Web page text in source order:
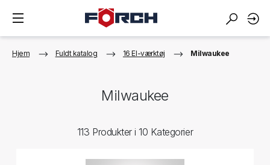
Hjem Fuldt katalog 16 El-værktøj Milwaukee
Milwaukee
113 Produkter i 10 Kategorier